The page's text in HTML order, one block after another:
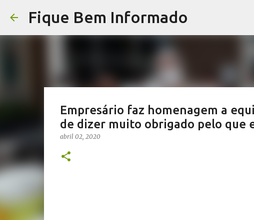
Fique Bem Informado
Empresário faz homenagem a
de dizer muito obrigado pelo que
abril 02, 2020